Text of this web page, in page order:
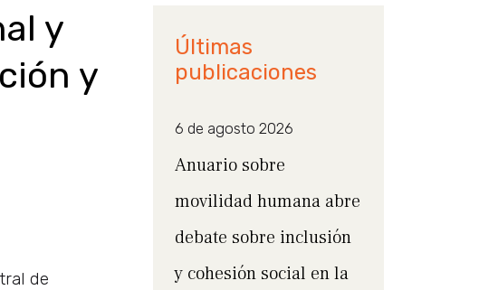
y
y
de
Últimas
publicaciones
6 de agosto 2026
Anuario sobre
movilidad humana abre
debate sobre inclusión
y cohesión social en la